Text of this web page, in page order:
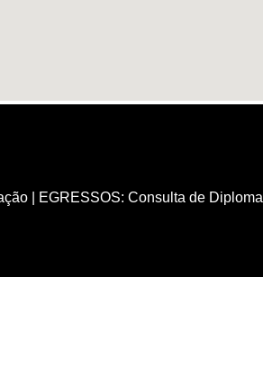
EGRESSOS: Consulta de Diploma